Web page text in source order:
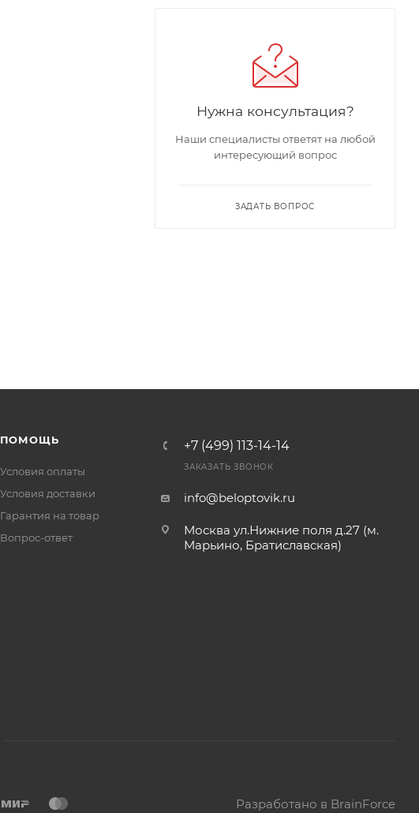
Нужна консультация?
Наши специалисты ответят на любой
интересующий вопрос
ЗАДАТЬ ВОПРОС
ПОМОЩЬ
Условия оплаты
Условия доставки
Гарантия на товар
Вопрос-ответ
+7 (499) 113-14-14
ЗАКАЗАТЬ ЗВОНОК
info@beloptovik.ru
Москва ул.Нижние поля д.27 (м.
Марьино, Братиславская)
Разработано в BrainForce